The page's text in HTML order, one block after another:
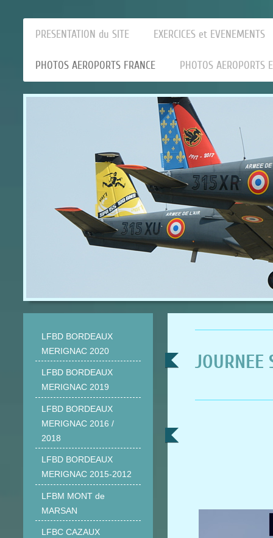
PRESENTATION du SITE EXERCICES et EVENEMENTS
PHOTOS AEROPORTS FRANCE PHOTOS AEROPORTS
JOURNEE
LFBD BORDEAUX
MERIGNAC 2020
LFBD BORDEAUX
MERIGNAC 2019
LFBD BORDEAUX
MERIGNAC 2016 /
2018
LFBD BORDEAUX
MERIGNAC 2015-2012
LFBM MONT de
MARSAN
LFBC CAZAUX